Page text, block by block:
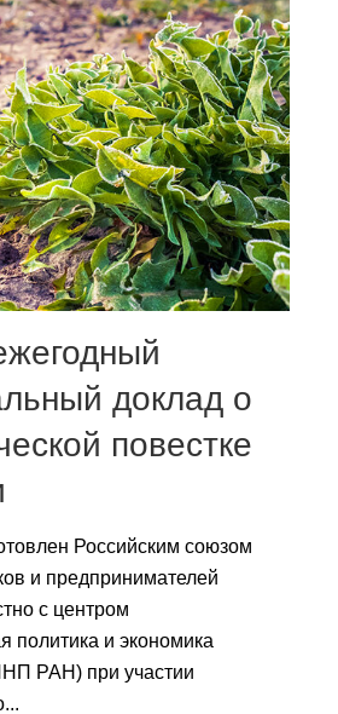
коррупции
для СМИ
доклад о
повестке
Российским союзом
и предпринимателей
с центром
политика и экономика
РАН) при участии